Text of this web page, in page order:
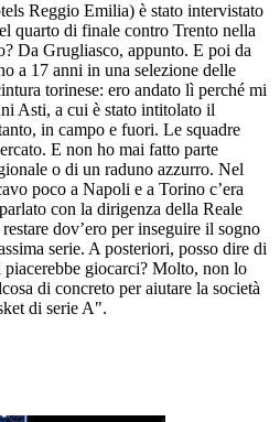
Reggio Emilia) è stato intervistato
quarto di finale contro Trento nella
Da Grugliasco, appunto. E poi da
a 17 anni in una selezione delle
torinese: ero andato lì perché mi
Asti, a cui è stato intitolato il
in campo e fuori. Le squadre
E non ho mai fatto parte
o di un raduno azzurro. Nel
poco a Napoli e a Torino c’era
con la dirigenza della Reale
dov’ero per inseguire il sogno
serie. A posteriori, posso dire di
giocarci? Molto, non lo
di concreto per aiutare la società
di serie A".